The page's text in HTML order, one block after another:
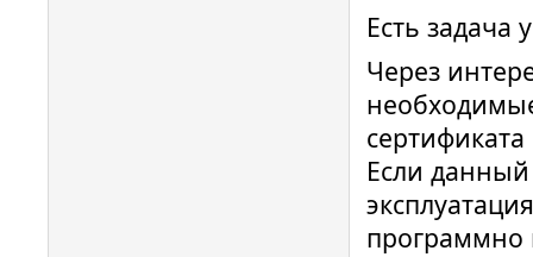
Есть задача
Через
сертификата
Если
программно